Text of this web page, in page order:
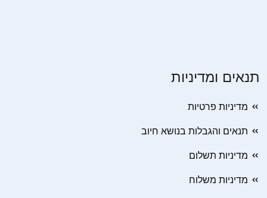
תנאים ומדיניות
מדיניות פרטיות
תנאים והגבלות בנושא חיוב
מדיניות תשלום
מדיניות משלוח